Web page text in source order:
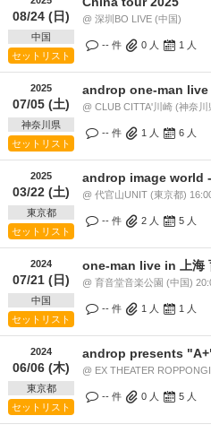
08/24 (日)
中国
セットリスト
@ 深圳BO LIVE (中国)
-- 件 0 人 1 人
2025
07/05 (土)
神奈川県
セットリスト
androp one-man
@ CLUB CITTA'川崎 (神奈川
-- 件 1 人 6 人
2025
03/22 (土)
東京都
セットリスト
androp image world
@ 代官山UNIT (東京都)
-- 件 2 人 5 人
2024
07/21 (日)
中国
セットリスト
one-man live in 上海
@ 育音堂音楽公園 (中国)
-- 件 1 人 1 人
2024
06/06 (木)
東京都
セットリスト
androp presents
@ EX THEATER
-- 件 0 人 5 人